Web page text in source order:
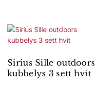
Sirius Sille outdoors
kubbelys 3 sett hvit